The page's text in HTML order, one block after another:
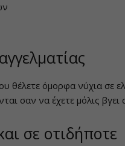
θέλετε όμορφα νύχια
σαν να έχετε μόλις βγει
σε οτιδήποτε